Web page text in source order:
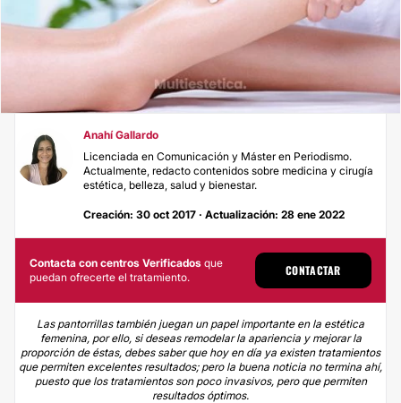
Anahí Gallardo
Licenciada en Comunicación y Máster en Periodismo.
Actualmente, redacto contenidos sobre medicina y cirugía
estética, belleza, salud y bienestar.
Creación: 30 oct 2017 · Actualización: 28 ene 2022
Contacta con centros Verificados que
puedan ofrecerte el tratamiento.
CONTACTAR
Las pantorrillas también juegan un papel importante en la estética
femenina, por ello, si deseas remodelar la apariencia y mejorar la
proporción de éstas, debes saber que hoy en día ya existen tratamientos
que permiten excelentes resultados; pero la buena noticia no termina ahí,
puesto que los tratamientos son poco invasivos, pero que permiten
resultados óptimos.